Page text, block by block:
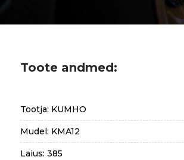
Toote andmed:
Tootja: KUMHO
Mudel: KMA12
Laius: 385